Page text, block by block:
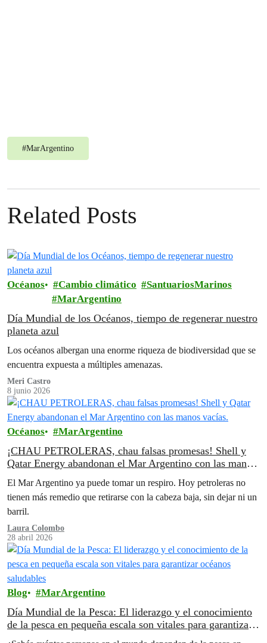
#MarArgentino
Related Posts
Océanos Cambio climático
SantuariosMarinos
MarArgentino
Día Mundial de los Océanos, tiempo de regenerar nuestro
planeta azul
Los océanos albergan una enorme riqueza de biodiversidad que se
encuentra expuesta a múltiples amenazas.
Meri Castro
8 junio 2026
Océanos MarArgentino
¡CHAU PETROLERAS, chau falsas promesas! Shell y
Qatar Energy abandonan el Mar Argentino con las manos
El Mar Argentino ya puede tomar un respiro. Hoy petroleras no
tienen más remedio que retirarse con la cabeza baja, sin dejar ni un
barril.
Laura Colombo
28 abril 2026
Blog MarArgentino
Día Mundial de la Pesca: El liderazgo y el conocimiento
de la pesca en pequeña escala son vitales para garantizar
océanos saludables